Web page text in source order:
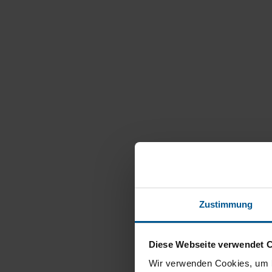
Zustimmung
Diese Webseite verwendet
Wir verwenden Cookies,